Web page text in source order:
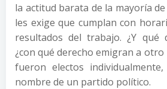
la actitud barata de la mayoría
les exige que cumplan con
resultados del trabajo. ¿Y qué
¿con qué derecho emigran a
fueron electos
nombre de un partido político.